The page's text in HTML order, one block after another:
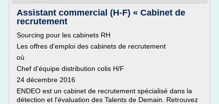
Assistant commercial (H-F) « Cabinet de
recrutement
Sourcing pour les cabinets RH
Les offres d'emploi des cabinets de recrutement
où
Chef d'équipe distribution colis H/F
24 décembre 2016
ENDEO est un cabinet de recrutement spécialisé dans la
détection et l'évaluation des Talents de Demain. Retrouvez